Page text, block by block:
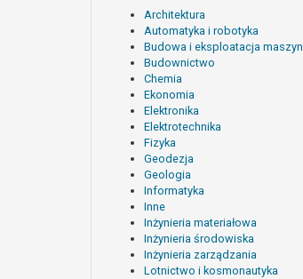
Architektura
Automatyka i robotyka
Budowa i eksploatacja maszyn
Budownictwo
Chemia
Ekonomia
Elektronika
Elektrotechnika
Fizyka
Geodezja
Geologia
Informatyka
Inne
Inżynieria materiałowa
Inżynieria środowiska
Inżynieria zarządzania
Lotnictwo i kosmonautyka